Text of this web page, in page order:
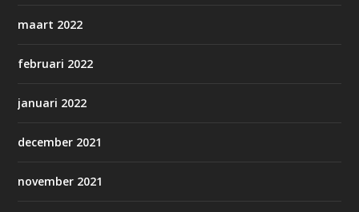
maart 2022
februari 2022
januari 2022
december 2021
november 2021